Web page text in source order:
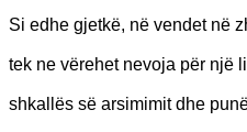
Si edhe gjetkë, në vendet në
tek ne vërehet nevoja për një
shkallës së arsimimit dhe